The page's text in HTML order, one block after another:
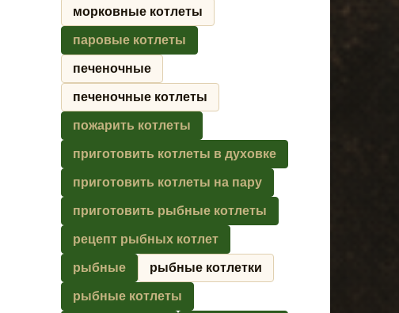
морковные котлеты
паровые котлеты
печеночные
печеночные котлеты
пожарить котлеты
приготовить котлеты в духовке
приготовить котлеты на пару
приготовить рыбные котлеты
рецепт рыбных котлет
рыбные рыбные котлетки
рыбные котлеты